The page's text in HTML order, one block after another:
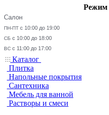
Режим
Салон
ПН-ПТ с 10:00 до 19:00
СБ с 10:00 до 18:00
ВС с 11:00 до 17:00
Каталог
Плитка
Напольные покрытия
Сантехника
Мебель для ванной
Растворы и смеси